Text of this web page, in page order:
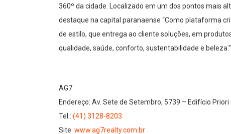
360º da cidade. Localizado em um dos pontos mais
destaque na capital paranaense “Como plataforma
de estilo, que entrega ao cliente soluções, em
qualidade, saúde, conforto, sustentabilidade e beleza.”
AG7
Endereço: Av. Sete de Setembro, 5739 – Edifício Priori
Tel.: (41) 3128-8203
Site: www.ag7realty.com.br